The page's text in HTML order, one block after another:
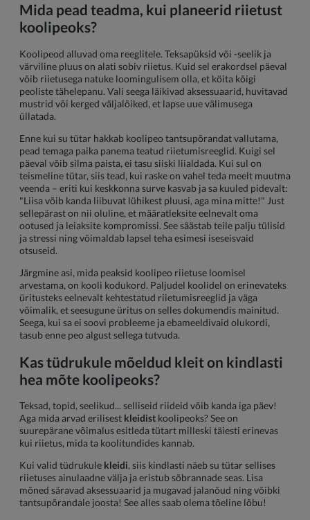
Mida pead teadma, kui planeerid riietust
koolipeoks?
Koolipeod alluvad oma reeglitele. Teksapüksid või -seelik ja
värviline pluus on alati sobiv riietus. Kuid sel erakordsel päeval
võib riietusega natuke loomingulisem olla, et köita kõigi
peoliste tähelepanu. Vali seega läikivad aksessuaarid, huvitavad
mustrid või kerged väljalõiked, et lapse uue välimusega
üllatada.
Enne kui su tütar hakkab koolipeo tantsupõrandat vallutama,
pead temaga paika panema teatud riietumisreeglid. Kuigi sel
päeval võib silma paista, ei tasu siiski liialdada. Kui sul on
teismeline tütar, siis tead, kui raske on vahel teda meelt muutma
veenda – eriti kui keskkonna surve kasvab ja sa kuuled pidevalt:
"Liisa võib kanda liibuvat lühikest pluusi, aga mina mitte!" Just
sellepärast on nii oluline, et määratleksite eelnevalt oma
ootused ja leiaksite kompromissi. See säästab teile palju tülisid
ja stressi ning võimaldab lapsel teha esimesi iseseisvaid
otsuseid.
Järgmine asi, mida peaksid koolipeo riietuse loomisel
arvestama, on kooli kodukord. Paljudel koolidel on erinevateks
üritusteks eelnevalt kehtestatud riietumisreeglid ja väga
võimalik, et seesugune üritus on selles dokumendis mainitud.
Seega, kui sa ei soovi probleeme ja ebameeldivaid olukordi,
tasub enne peo algust sellega tutvuda.
Kas tüdrukule mõeldud kleit on kindlasti
hea mõte koolipeoks?
Teksad, topid, seelikud... selliseid riideid võib kanda iga päev!
Aga mida arvad erilisest kleidist koolipeoks? See on
suurepärane võimalus esitleda tütart milleski täiesti erinevas
kui riietus, mida ta koolitundides kannab.
Kui valid tüdrukule kleidi, siis kindlasti näeb su tütar sellises
riietuses ainulaadne välja ja eristub sõbrannade seas. Lisa
mõned säravad aksessuaarid ja mugavad jalanõud ning võibki
tantsupõrandale joosta! See alles saab olema tõeline lõbu!